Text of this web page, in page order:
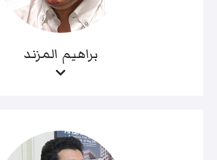
براهيم المزند